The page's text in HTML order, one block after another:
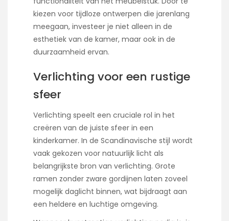
kiezen voor tijdloze ontwerpen die jarenlang
meegaan, investeer je niet alleen in de
esthetiek van de kamer, maar ook in de
duurzaamheid ervan.
Verlichting voor een rustige
sfeer
Verlichting speelt een cruciale rol in het
creëren van de juiste sfeer in een
kinderkamer. In de Scandinavische stijl wordt
vaak gekozen voor natuurlijk licht als
belangrijkste bron van verlichting. Grote
ramen zonder zware gordijnen laten zoveel
mogelijk daglicht binnen, wat bijdraagt aan
een heldere en luchtige omgeving.